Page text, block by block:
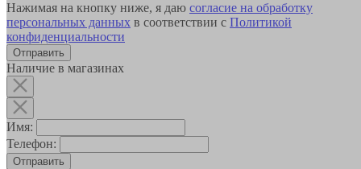
Нажимая на кнопку ниже, я даю согласие на обработку
персональных данных в соответствии с Политикой
конфиденциальности
Наличие в магазинах
Имя:
Телефон:
Отправить